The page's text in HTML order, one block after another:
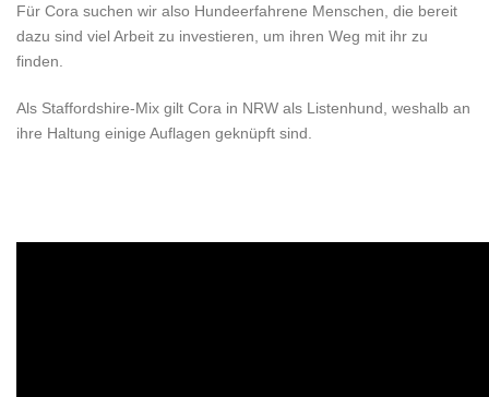
Für Cora suchen wir also Hundeerfahrene Menschen, die bereit
dazu sind viel Arbeit zu investieren, um ihren Weg mit ihr zu
finden.
Als Staffordshire-Mix gilt Cora in NRW als Listenhund, weshalb an
ihre Haltung einige Auflagen geknüpft sind.